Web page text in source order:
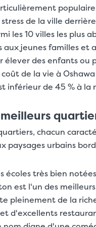
de la ville
les 10 villes les plus
aux jeunes familles et
élever des enfants ou
de la vie à
inférieur de 45 % à la
chacun
paysages urbains
écoles très bien
est l'un des
pleinement de la
d'excellents